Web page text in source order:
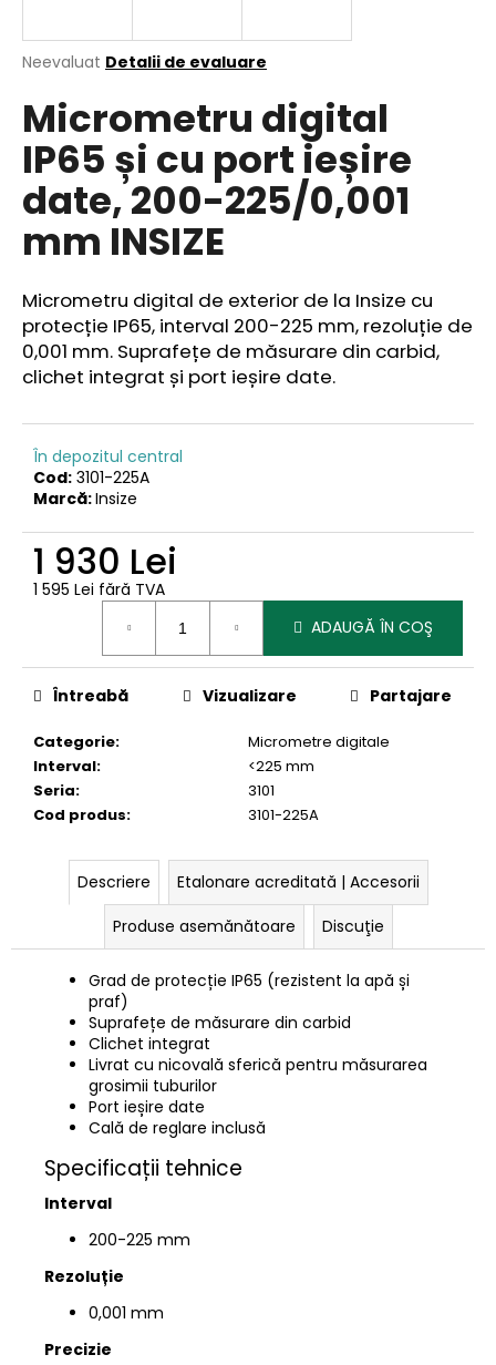
Evaluarea
a
produsului
este
0,0
din
5
stele.
Neevaluat Detalii de evaluare
Micrometru digital
IP65 și cu port ieșire
date, 200-225/0,001
mm INSIZE
Micrometru digital de exterior de la Insize cu
protecție IP65, interval 200-225 mm, rezoluție de
0,001 mm. Suprafețe de măsurare din carbid,
clichet integrat și port ieșire date.
În depozitul central
Cod: 3101-225A
Marcă:Insize
1 930 Lei
1 595 Lei fără TVA
ADAUGĂ ÎN COŞ
Categorie:
Micrometre digitale
Interval:
<225 mm
Seria:
3101
Cod produs: 3101-225A
Întreabă Vizualizare Partajare
Descriere
Etalonare acreditată | Accesorii
Produse asemănătoare
Discuţie
Grad de protecție IP65 (rezistent la apă și
praf)
Suprafețe de măsurare din carbid
Clichet integrat
Livrat cu nicovală sferică pentru măsurarea
grosimii tuburilor
Port ieșire date
Cală de reglare inclusă
Specificații tehnice
Interval
200-225 mm
Rezoluție
0,001 mm
Precizie
ă
r
e
c
o
m
a
n
d
ă
m